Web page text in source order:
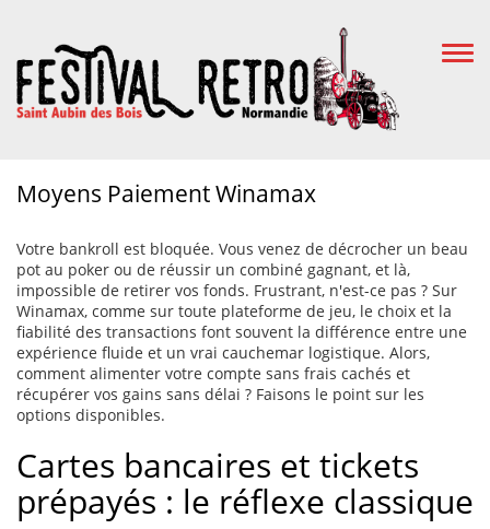
Moyens Paiement Winamax
Votre bankroll est bloquée. Vous venez de décrocher un beau
pot au poker ou de réussir un combiné gagnant, et là,
impossible de retirer vos fonds. Frustrant, n'est-ce pas ? Sur
Winamax, comme sur toute plateforme de jeu, le choix et la
fiabilité des transactions font souvent la différence entre une
expérience fluide et un vrai cauchemar logistique. Alors,
comment alimenter votre compte sans frais cachés et
récupérer vos gains sans délai ? Faisons le point sur les
options disponibles.
Cartes bancaires et tickets
prépayés : le réflexe classique